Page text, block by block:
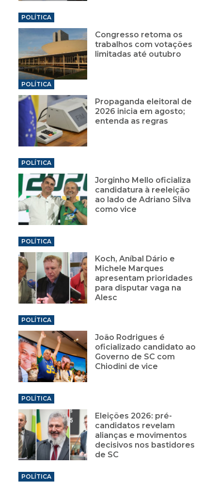
POLÍTICA
Congresso retoma os
trabalhos com votações
limitadas até outubro
POLÍTICA
Propaganda eleitoral de
2026 inicia em agosto;
entenda as regras
POLÍTICA
Jorginho Mello oficializa
candidatura à reeleição
ao lado de Adriano Silva
como vice
POLÍTICA
Koch, Aníbal Dário e
Michele Marques
apresentam prioridades
para disputar vaga na
Alesc
POLÍTICA
João Rodrigues é
oficializado candidato ao
Governo de SC com
Chiodini de vice
POLÍTICA
Eleições 2026: pré-
candidatos revelam
alianças e movimentos
decisivos nos bastidores
de SC
POLÍTICA